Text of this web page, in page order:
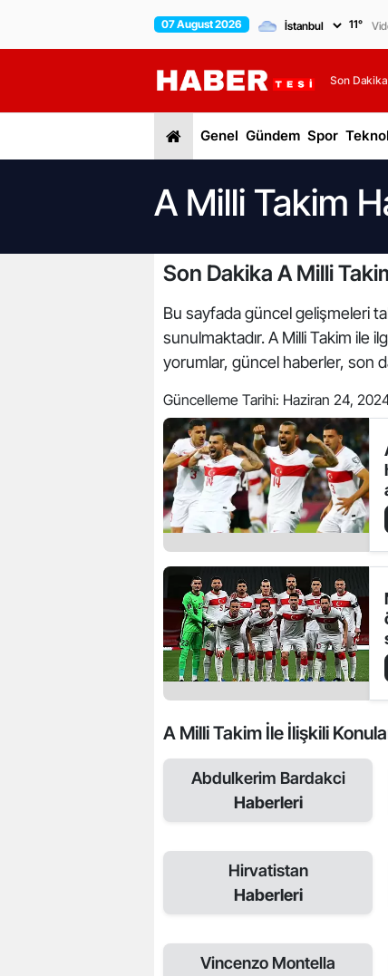
07 August 2026 11°
Son
Genel Gündem Spor
A Milli Takim
Son Dakika A Milli
Bu sayfada güncel gelişmeleri
sunulmaktadır. A Milli Takim ile
yorumlar, güncel haberler, son
Güncelleme Tarihi: Haziran 24,
A Milli Takim İle İlişkili
Abdulkerim Bardakci
Haberleri
Hirvatistan
Haberleri
Vincenzo Montella